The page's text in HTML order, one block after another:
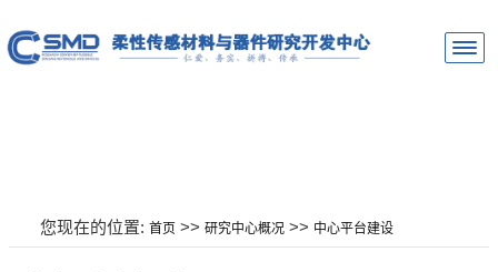
您现在的位置: 首页 >> 研究中心概况 >> 中心平台建设